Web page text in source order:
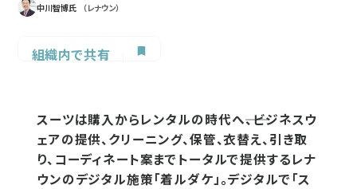
中川智博氏 （レナウン）
組織内で共有
スーツは購入からレンタルの時代へ――、ビジネスウ
ェアの提供、クリーニング、保管、衣替え、引き取
り、コーディネート案までトータルで提供するレナ
ウンのデジタル施策「着ルダケ」。デジタルで「ス